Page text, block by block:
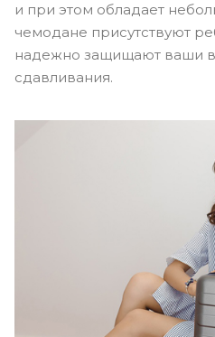
и при этом обладает
чемодане присутствуют
надежно защищают ваши
сдавливания.